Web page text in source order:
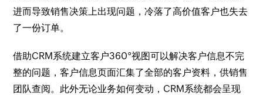
进而导致销售决策上出现问题，冷落了高价值客户也失去
了一份订单。
借助CRM系统建立客户360°视图可以解决客户信息不完
整的问题，客户信息页面汇集了全部的客户资料，供销售
团队查阅。此外无论业务如何变动，CRM系统都会呈现